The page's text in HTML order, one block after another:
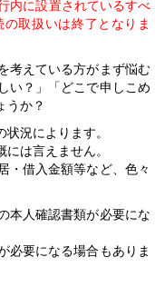
内に設置されているすべ
取扱いは終了となりま
考えている方がまず悩む
い？」「どこで申しこめ
うか？
況によります。
は言えません。
・借入金額等など、色々
本人確認書類が必要にな
必要になる場合もありま